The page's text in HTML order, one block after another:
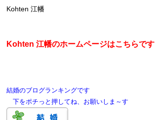
Kohten 江幡
Kohten 江幡のホームページはこちらです
結婚のブログランキングです
下をポチっと押してね、お願いしま～す